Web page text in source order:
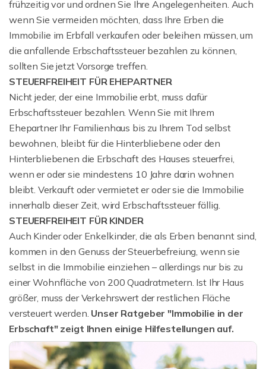
frühzeitig vor und ordnen Sie Ihre Angelegenheiten. Auch
wenn Sie vermeiden möchten, dass Ihre Erben die
Immobilie im Erbfall verkaufen oder beleihen müssen, um
die anfallende Erbschaftssteuer bezahlen zu können,
sollten Sie jetzt Vorsorge treffen.
STEUERFREIHEIT FÜR EHEPARTNER
Nicht jeder, der eine Immobilie erbt, muss dafür
Erbschaftssteuer bezahlen. Wenn Sie mit Ihrem
Ehepartner Ihr Familienhaus bis zu Ihrem Tod selbst
bewohnen, bleibt für die Hinterbliebene oder den
Hinterbliebenen die Erbschaft des Hauses steuerfrei,
wenn er oder sie mindestens 10 Jahre darin wohnen
bleibt. Verkauft oder vermietet er oder sie die Immobilie
innerhalb dieser Zeit, wird Erbschaftssteuer fällig.
STEUERFREIHEIT FÜR KINDER
Auch Kinder oder Enkelkinder, die als Erben benannt sind,
kommen in den Genuss der Steuerbefreiung, wenn sie
selbst in die Immobilie einziehen – allerdings nur bis zu
einer Wohnfläche von 200 Quadratmetern. Ist Ihr Haus
größer, muss der Verkehrswert der restlichen Fläche
versteuert werden. Unser Ratgeber "Immobilie in der
Erbschaft" zeigt Ihnen einige Hilfestellungen auf.